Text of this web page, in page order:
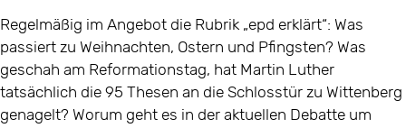
Regelmäßig im Angebot die Rubrik „epd erklärt“: Was
passiert zu Weihnachten, Ostern und Pfingsten? Was
geschah am Reformationstag, hat Martin Luther
tatsächlich die 95 Thesen an die Schlosstür zu Wittenberg
genagelt? Worum geht es in der aktuellen Debatte um